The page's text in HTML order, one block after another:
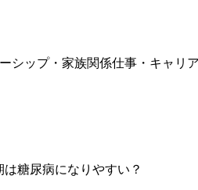
シップ・家族関係仕事・キャリア
糖尿病になりやすい？